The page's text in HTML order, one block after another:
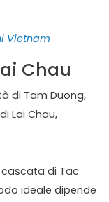
Vietnam
Chau
di Tam Duong,
Lai Chau,
cascata di Tac
ideale dipende